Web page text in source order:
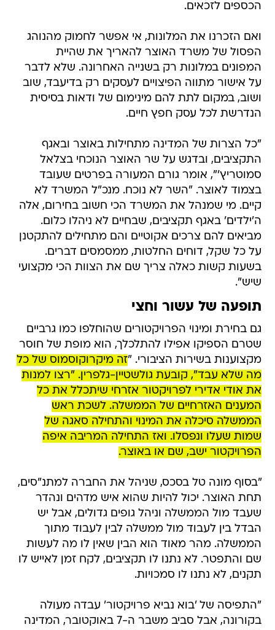
הכספים לזכאים.
ואם הזכרנו את המלונות, אי אפשר לחמוק מהנוהג
הפסול של משרד האוצר להאריך את שהיית
המפונים במלונות רק בשנייה האחרונה. שלא לדבר
על אישור מתווה הפיצויים לעסקים רק בדיעבד, שוב
ושוב, במקום לתת להם מינימום של ודאות בסיסית
הנדרשת לכל עסק חפץ חיים.
"כל הצרות של המדינה מתחילות באוצר ובאגף
התקציבים, ובדגש על שר האוצר הנוכחי בצלאל
סמוטריץ'", אומר גורם המעורה בפרטים שעובד
בצמוד לאוצר. "השר לא נוכח. מנכ"ל המשרד לא
קיים. מי שמנהל את המשרד הכי חשוב בחירום, אלה
ה'ילדים' באגף תקציבים, שבחיים לא ניהלו כלום.
מביאים להם צרכים אקוטיים והם מתחילים להתקטנן
על כל שקל, דוחים החלטות, ממסמסים דברים.
בשעות קשות כאלה צריך שם את הצוות הכי מקצועי
שיש".
תופעה של עשור וחצי
גם בחירת ומינוי הפרויקטורים שהוחלפו כמו גרביים
שטרם הספיקו אפילו להתלכלך, הוא מופת של חוסר
מקצוענות בשירות הציבורי. "זה מיקרוקוסמוס של כל
מה שלא עבד", קובעת גולשטיין-גלפרין. "רצו למנות
את אודי אדירי לפרויקטור אזרחי שיתכלל את כל
המענים האזרחיים של הממשלה. לשכת ראש
הממשלה סיכלה את המינוי והתחילה סאגה של
שמות שעלו ונפסלו. ואז התחילה המריבה איפה
הפרויקטור ישב, שם או באוצר.
"בסוף מונה טל בסכס, שניהל את החברה למתנ"סים,
תחת האוצר. יכול להיות שהוא איש מדהים ונהדר
שעבד מול הממשלה וניהל גופים גדולים, אבל יש
הבדל בין לעבוד מול ממשלה לבין לעבוד מתוך
הממשלה. מהר מאוד הוא הבין שאין לו מה לעשות
שם והתפטר. לא נתנו לו תקציבים, לקח זמן לאייש לו
תקנים, לא נתנו לו סמכויות.
"התפיסה של 'בוא נביא פרויקטור' עבדה מעולה
בקורונה, אבל סביב משבר ה-7 באוקטובר, המדינה